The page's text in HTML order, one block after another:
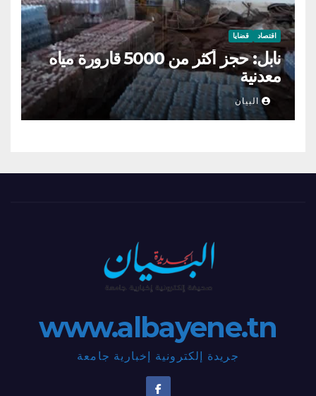
اقتصاد قضايا
نابل: حجز أكثر من 5000 قارورة مياه
معدنية
البيان
www.albayene.tn
جريدة إلكترونية إخبارية جامعة